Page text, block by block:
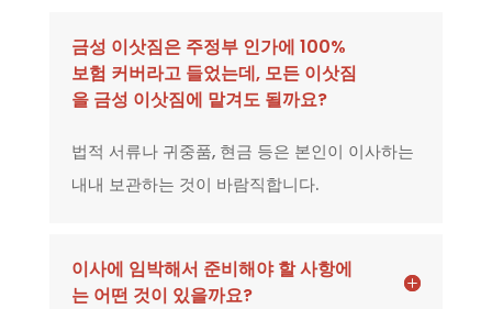
금성 이삿짐은 주정부 인가에 100%
보험 커버라고 들었는데, 모든 이삿짐
을 금성 이삿짐에 맡겨도 될까요?
법적 서류나 귀중품, 현금 등은 본인이 이사하는
내내 보관하는 것이 바람직합니다.
이사에 임박해서 준비해야 할 사항에
는 어떤 것이 있을까요?